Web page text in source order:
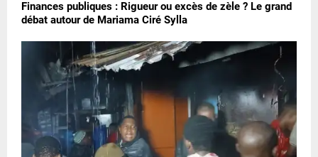
Finances publiques : Rigueur ou excès de zèle ? Le grand
débat autour de Mariama Ciré Sylla